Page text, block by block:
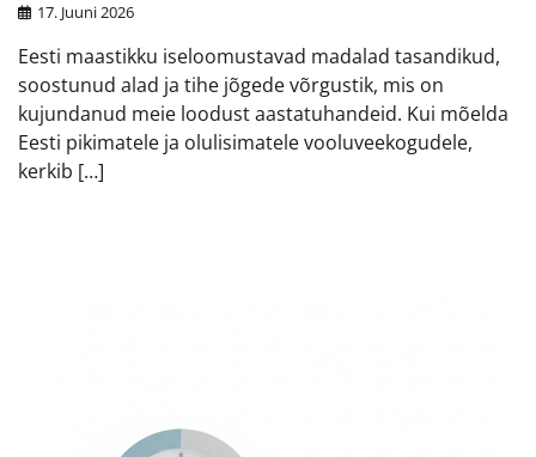
17. Juuni 2026
Eesti maastikku iseloomustavad madalad tasandikud,
soostunud alad ja tihe jõgede võrgustik, mis on
kujundanud meie loodust aastatuhandeid. Kui mõelda
Eesti pikimatele ja olulisimatele vooluveekogudele,
kerkib […]